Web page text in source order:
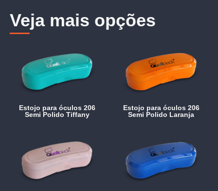
Veja mais opções
Estojo para óculos 206
Semi Polido Tiffany
Estojo para óculos 206
Semi Polido Laranja